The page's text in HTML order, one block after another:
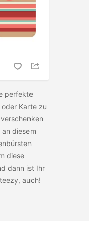
perfekte
Karte zu
diesem
diese
dann ist Ihr
auch!